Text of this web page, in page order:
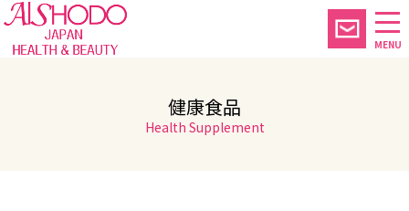
MENU
健康食品
Health Supplement